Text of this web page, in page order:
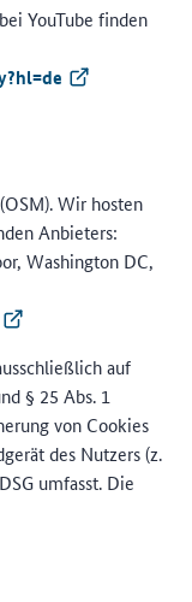
YouTube finden
(Externer Link)
Wir hosten
Anbieters:
Washington DC,
(Externer Link)
auf
§ 25 Abs. 1
von Cookies
des Nutzers (z.
umfasst. Die